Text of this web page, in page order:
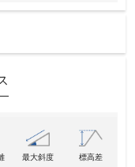
最大斜度 標高差